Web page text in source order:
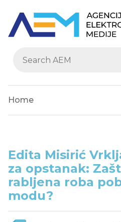
Home
Edita Misirić
za opstanak:
rabljena roba
modu?